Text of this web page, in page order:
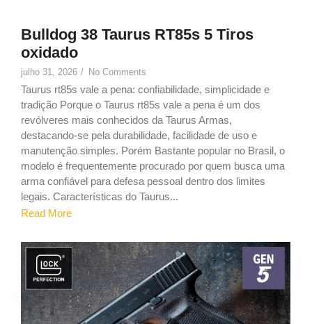
Bulldog 38 Taurus RT85s 5 Tiros
oxidado
julho 31, 2026 / No Comments
Taurus rt85s vale a pena: confiabilidade, simplicidade e
tradição Porque o Taurus rt85s vale a pena é um dos
revólveres mais conhecidos da Taurus Armas,
destacando-se pela durabilidade, facilidade de uso e
manutenção simples. Porém Bastante popular no Brasil, o
modelo é frequentemente procurado por quem busca uma
arma confiável para defesa pessoal dentro dos limites
legais. Características do Taurus...
Read More
9